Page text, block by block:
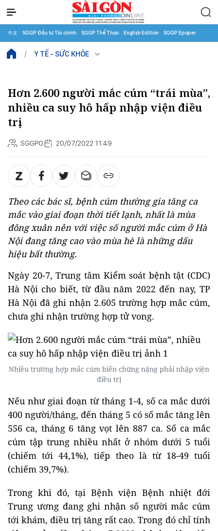
中文 SGGP Đầu tư Tài chính SGGP Thể Thao English Edition SGGP Epaper
Y TẾ - SỨC KHỎE
Hơn 2.600 người mắc cúm “trái mùa”,
nhiều ca suy hô hấp nhập viện điều
trị
SGGPO 20/07/2022 11:49
Theo các bác sĩ, bệnh cúm thường gia tăng ca
mắc vào giai đoạn thời tiết lạnh, nhất là mùa
đông xuân nên với việc số người mắc cúm ở Hà
Nội đang tăng cao vào mùa hè là những dấu
hiệu bất thường.
Ngày 20-7, Trung tâm Kiểm soát bệnh tật (CDC)
Hà Nội cho biết, từ đầu năm 2022 đến nay, TP
Hà Nội đã ghi nhận 2.605 trường hợp mắc cúm,
chưa ghi nhận trường hợp tử vong.
Nhiều trường hợp mắc cúm biến chứng nặng phải nhập viện
điều trị
Nếu như giai đoạn từ tháng 1-4, số ca mắc dưới
400 người/tháng, đến tháng 5 có số mắc tăng lên
556 ca, tháng 6 tăng vọt lên 887 ca. Số ca mắc
cúm tập trung nhiều nhất ở nhóm dưới 5 tuổi
(chiếm tới 44,1%), tiếp theo là từ 18-49 tuổi
(chiếm 39,7%).
Trong khi đó, tại Bệnh viện Bệnh nhiệt đới
Trung ương đang ghi nhận số người mắc cúm
tới khám, điều trị tăng rất cao. Trong đó chỉ tính